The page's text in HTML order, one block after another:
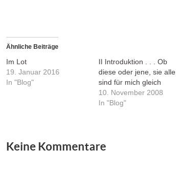
Ähnliche Beiträge
Im Lot
19. Januar 2016
In "Blog"
II Introduktion . . . Ob
diese oder jene, sie alle
sind für mich gleich
10. November 2008
In "Blog"
Keine Kommentare